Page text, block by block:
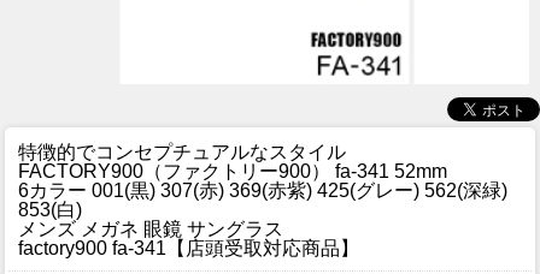
ブログ
BLOG
会社概要
特徴的でコンセプチュアルなスタイル
FACTORY900（ファクトリー900） fa-341 52mm
6カラー 001(黒) 307(赤) 369(赤紫) 425(グレー) 562(深緑)
853(白)
メンズ メガネ 眼鏡 サングラス
factory900 fa-341【店頭受取対応商品】